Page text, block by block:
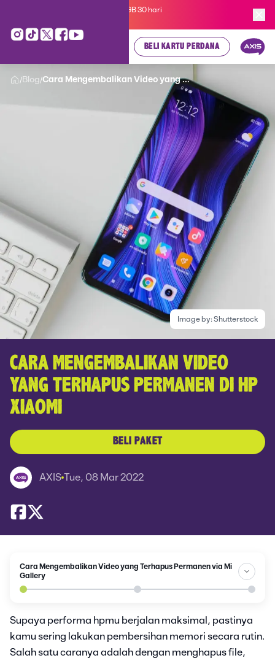
Kartu Perdana AXIS Suka-Suka 3GB 30 hari
BELI KARTU PERDANA
/ Blog/Cara Mengembalikan Video yang ...
Image by:Shutterstock
CARA MENGEMBALIKAN VIDEO
YANG TERHAPUS PERMANEN DI HP
XIAOMI
BELI PAKET
AXIS Tue, 08 Mar 2022
Cara Mengembalikan Video yang Terhapus Permanen via Mi
Gallery
Supaya performa hpmu berjalan maksimal, pastinya
kamu sering lakukan pembersihan memori secara rutin.
Salah satu caranya adalah dengan menghapus file,